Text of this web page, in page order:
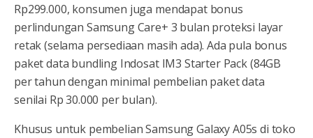
Rp299.000, konsumen juga mendapat bonus
perlindungan Samsung Care+ 3 bulan proteksi layar
retak (selama persediaan masih ada). Ada pula bonus
paket data bundling Indosat IM3 Starter Pack (84GB
per tahun dengan minimal pembelian paket data
senilai Rp 30.000 per bulan).
Khusus untuk pembelian Samsung Galaxy A05s di toko